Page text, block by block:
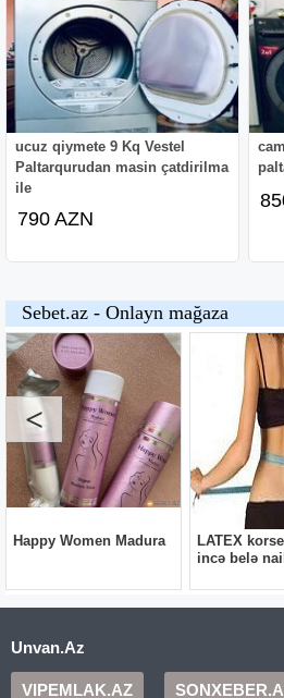
ucuz qiymete 9 Kq Vestel
Paltarqurudan masin çatdirilma
ile
790 AZN
Unvan.Az
VIPEMLAK.AZ